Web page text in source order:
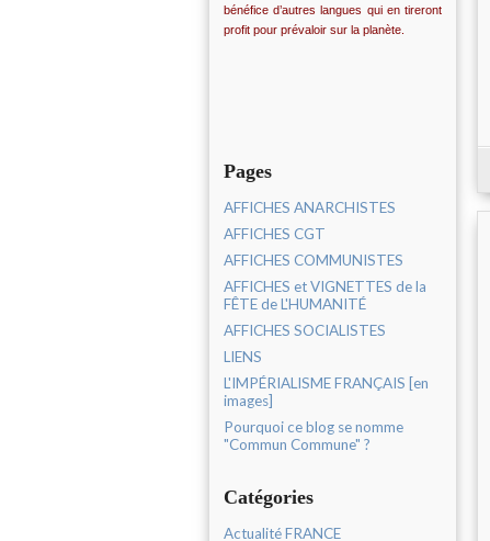
bénéfice d’autres langues qui en tireront
profit pour prévaloir sur la planète.
Pages
AFFICHES ANARCHISTES
AFFICHES CGT
AFFICHES COMMUNISTES
AFFICHES et VIGNETTES de la
FÊTE de L'HUMANITÉ
AFFICHES SOCIALISTES
LIENS
L'IMPÉRIALISME FRANÇAIS [en
images]
Pourquoi ce blog se nomme
"Commun Commune" ?
Catégories
Actualité FRANCE